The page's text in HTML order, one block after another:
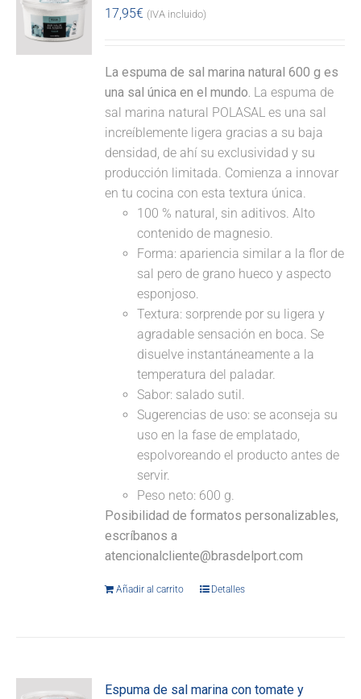
17,95€ (IVA incluido)
La espuma de sal marina natural 600 g es
una sal única en el mundo. La espuma de
sal marina natural POLASAL es una sal
increíblemente ligera gracias a su baja
densidad, de ahí su exclusividad y su
producción limitada. Comienza a innovar
en tu cocina con esta textura única.
100 % natural, sin aditivos. Alto
contenido de magnesio.
Forma: apariencia similar a la flor de
sal pero de grano hueco y aspecto
esponjoso.
Textura: sorprende por su ligera y
agradable sensación en boca. Se
disuelve instantáneamente a la
temperatura del paladar.
Sabor: salado sutil.
Sugerencias de uso: se aconseja su
uso en la fase de emplatado,
espolvoreando el producto antes de
servir.
Peso neto: 600 g.
Posibilidad de formatos personalizables,
escríbanos a
atencionalcliente@brasdelport.com
Añadir al carrito Detalles
Espuma de sal marina con tomate y